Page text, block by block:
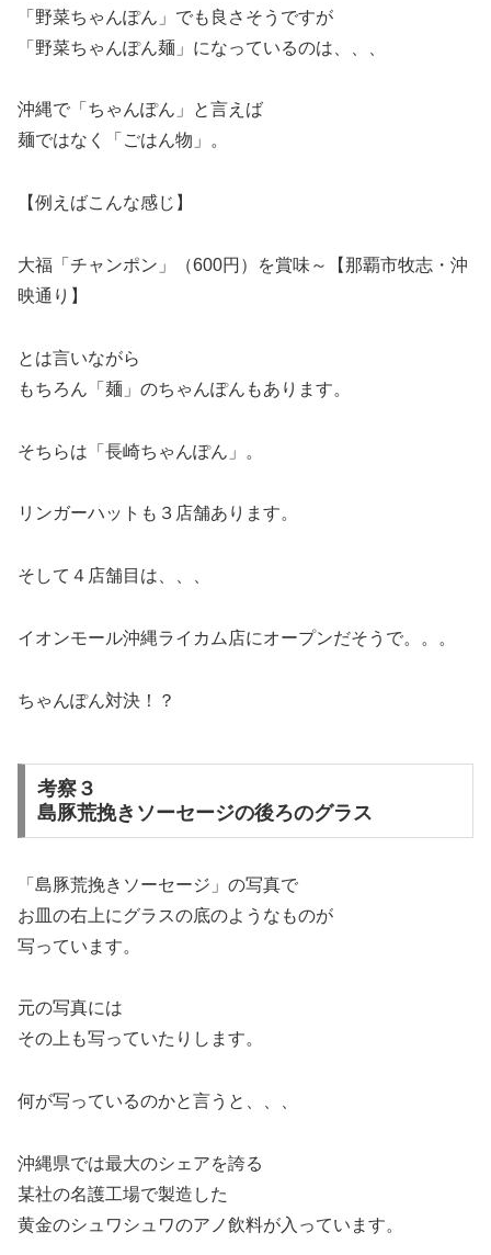
「野菜ちゃんぽん」でも良さそうですが
「野菜ちゃんぽん麺」になっているのは、、、
沖縄で「ちゃんぽん」と言えば
麺ではなく「ごはん物」。
【例えばこんな感じ】
大福「チャンポン」（600円）を賞味～【那覇市牧志・沖
映通り】
とは言いながら
もちろん「麺」のちゃんぽんもあります。
そちらは「長崎ちゃんぽん」。
リンガーハットも３店舗あります。
そして４店舗目は、、、
イオンモール沖縄ライカム店にオープンだそうで。。。
ちゃんぽん対決！？
考察３
島豚荒挽きソーセージの後ろのグラス
「島豚荒挽きソーセージ」の写真で
お皿の右上にグラスの底のようなものが
写っています。
元の写真には
その上も写っていたりします。
何が写っているのかと言うと、、、
沖縄県では最大のシェアを誇る
某社の名護工場で製造した
黄金のシュワシュワのアノ飲料が入っています。